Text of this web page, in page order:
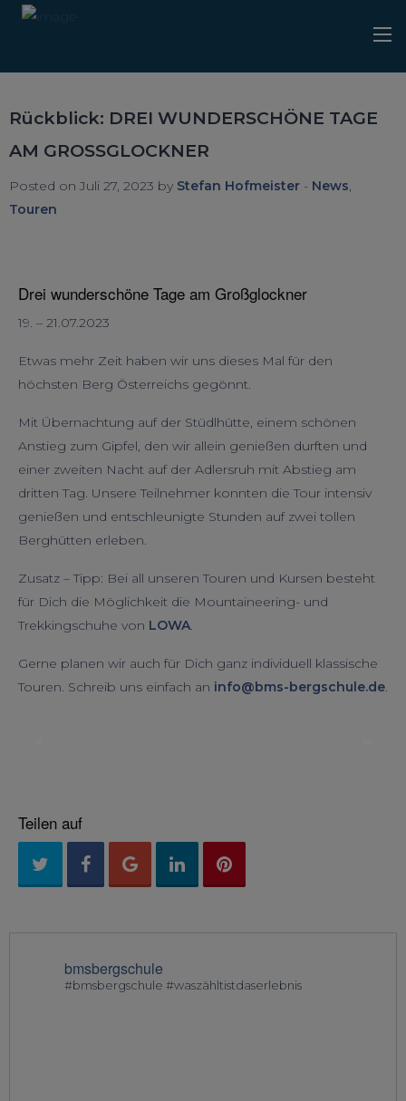
Rückblick: DREI WUNDERSCHÖNE TAGE
AM GROSSGLOCKNER
Posted on Juli 27, 2023 by Stefan Hofmeister - News,
Touren
Drei wunderschöne Tage am Großglockner
19. – 21.07.2023
Etwas mehr Zeit haben wir uns dieses Mal für den
höchsten Berg Österreichs gegönnt.
Mit Übernachtung auf der Stüdlhütte, einem schönen
Anstieg zum Gipfel, den wir allein genießen durften und
einer zweiten Nacht auf der Adlersruh mit Abstieg am
dritten Tag. Unsere Teilnehmer konnten die Tour intensiv
genießen und entschleunigte Stunden auf zwei tollen
Berghütten erleben.
Zusatz – Tipp: Bei all unseren Touren und Kursen besteht
für Dich die Möglichkeit die Mountaineering- und
Trekkingschuhe von LOWA.
Gerne planen wir auch für Dich ganz individuell klassische
Touren. Schreib uns einfach an info@bms-bergschule.de.
Teilen auf
bmsbergschule
#bmsbergschule #waszähltistdaserlebnis